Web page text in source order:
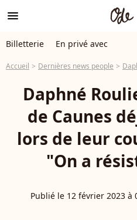
menu
Billetterie En privé avec
Accueil Dernières news people
Daphné
de Caunes
lors de leur
"On a
Publié le 12 février 2023 à